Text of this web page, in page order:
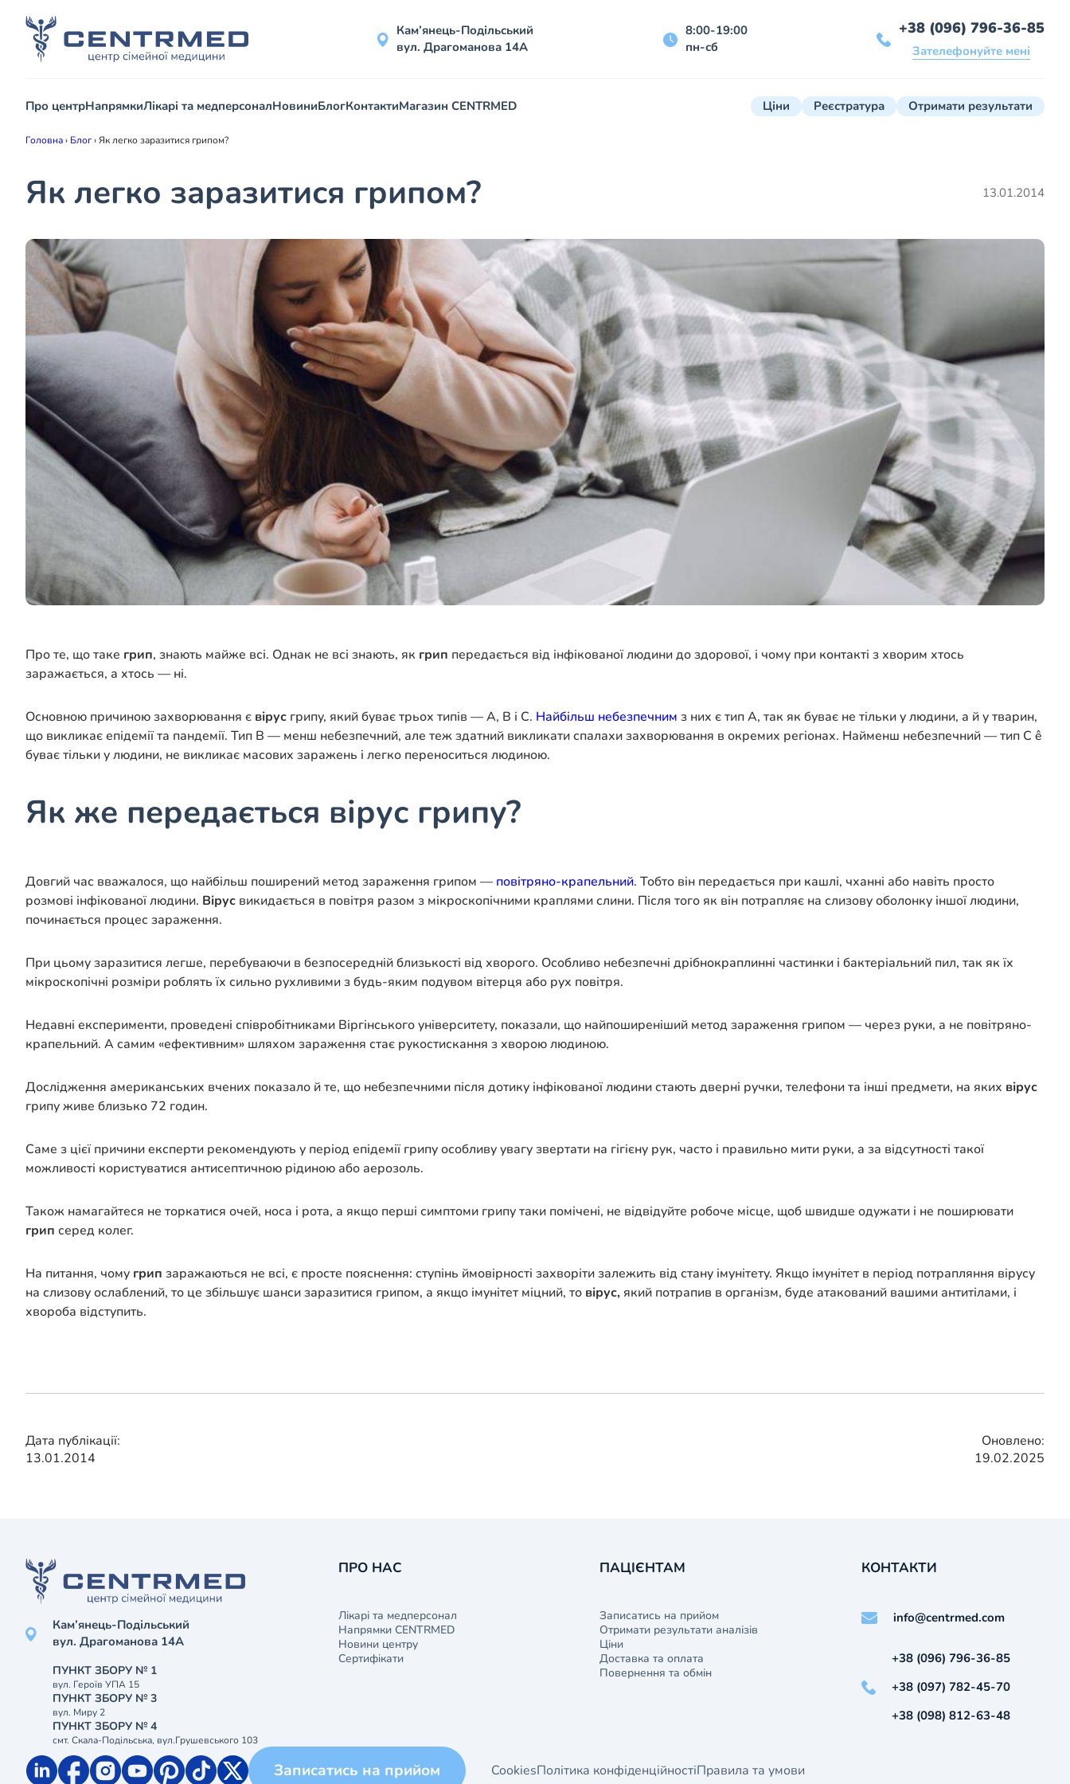
Кам’янець-Подільський
вул. Драгоманова 14А
8:00-19:00
пн-сб
+38 (096) 796-36-85
Зателефонуйте мені
Про центрНапрямкиЛікарі та медперсоналНовиниБлогКонтактиМагазин CENTRMED Ціни Реєстратура Отримати результати
Головна› Блог›Як легко заразитися грипом?
Як легко заразитися грипом? 13.01.2014
Про те, що таке грип, знають майже всі. Однак не всі знають, як грип передається від інфікованої людини до здорової, і чому при контакті з хворим хтось
заражається, а хтось — ні.
Основною причиною захворювання є вірус грипу, який буває трьох типів — А, В і С. Найбільш небезпечним з них є тип А, так як буває не тільки у людини, а й у тварин,
що викликає епідемії та пандемії. Тип В — менш небезпечний, але теж здатний викликати спалахи захворювання в окремих регіонах. Найменш небезпечний — тип С ê
буває тільки у людини, не викликає масових заражень і легко переноситься людиною.
Як же передається вірус грипу?
Довгий час вважалося, що найбільш поширений метод зараження грипом — повітряно-крапельний. Тобто він передається при кашлі, чханні або навіть просто
розмові інфікованої людини. Вірус викидається в повітря разом з мікроскопічними краплями слини. Після того як він потрапляє на слизову оболонку іншої людини,
починається процес зараження.
При цьому заразитися легше, перебуваючи в безпосередній близькості від хворого. Особливо небезпечні дрібнокраплинні частинки і бактеріальний пил, так як їх
мікроскопічні розміри роблять їх сильно рухливими з будь-яким подувом вітерця або рух повітря.
Недавні експерименти, проведені співробітниками Віргінського університету, показали, що найпоширеніший метод зараження грипом — через руки, а не повітряно-
крапельний. А самим «ефективним» шляхом зараження стає рукостискання з хворою людиною.
Дослідження американських вчених показало й те, що небезпечними після дотику інфікованої людини стають дверні ручки, телефони та інші предмети, на яких вірус
грипу живе близько 72 годин.
Саме з цієї причини експерти рекомендують у період епідемії грипу особливу увагу звертати на гігієну рук, часто і правильно мити руки, а за відсутності такої
можливості користуватися антисептичною рідиною або аерозоль.
Також намагайтеся не торкатися очей, носа і рота, а якщо перші симптоми грипу таки помічені, не відвідуйте робоче місце, щоб швидше одужати і не поширювати
грип серед колег.
На питання, чому грип заражаються не всі, є просте пояснення: ступінь ймовірності захворіти залежить від стану імунітету. Якщо імунітет в період потрапляння вірусу
на слизову ослаблений, то це збільшує шанси заразитися грипом, а якщо імунітет міцний, то вірус, який потрапив в організм, буде атакований вашими антитілами, і
хвороба відступить.
Дата публікації:
13.01.2014
Оновлено:
19.02.2025
Кам’янець-Подільський
вул. Драгоманова 14А
ПУНКТ ЗБОРУ № 1
вул. Героїв УПА 15
ПУНКТ ЗБОРУ № 3
вул. Миру 2
ПУНКТ ЗБОРУ № 4
смт. Скала-Подільська, вул.Грушевського 103
ПРО НАС
Лікарі та медперсонал
Напрямки CENTRMED
Новини центру
Сертифікати
ПАЦІЄНТАМ
Записатись на прийом
Отримати результати аналізів
Ціни
Доставка та оплата
Повернення та обмін
КОНТАКТИ
info@centrmed.com
+38 (096) 796-36-85
+38 (097) 782-45-70
+38 (098) 812-63-48
Записатись на прийом CookiesПолітика конфіденційностіПравила та умови